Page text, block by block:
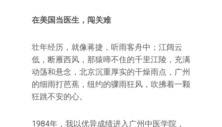
在美国当医生，闯关难
壮年经历，就像蒋捷，听雨客舟中；江阔云
低，断雁西风，那猿啼不住的千里江陵，充满
动荡和悬念，北京沉重厚实的干燥雨点，广州
的细雨打芭蕉，纽约的骤雨狂风，吹拂着一颗
狂跳不安的心。
1984年，我以优异成绩进入广州中医学院，